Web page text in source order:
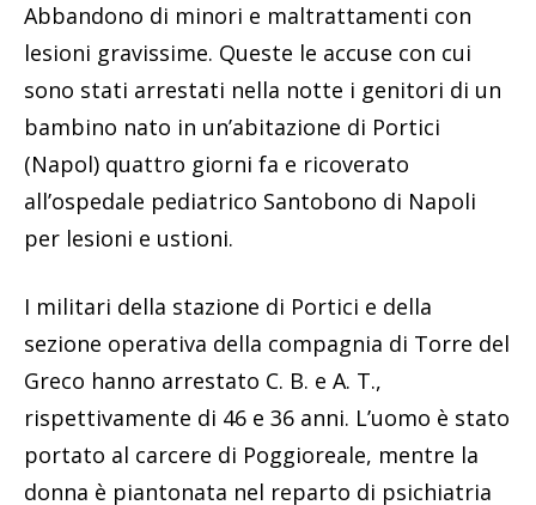
Abbandono di minori e maltrattamenti con
lesioni gravissime. Queste le accuse con cui
sono stati arrestati nella notte i genitori di un
bambino nato in un’abitazione di Portici
(Napol) quattro giorni fa e ricoverato
all’ospedale pediatrico Santobono di Napoli
per lesioni e ustioni.
I militari della stazione di Portici e della
sezione operativa della compagnia di Torre del
Greco hanno arrestato C. B. e A. T.,
rispettivamente di 46 e 36 anni. L’uomo è stato
portato al carcere di Poggioreale, mentre la
donna è piantonata nel reparto di psichiatria